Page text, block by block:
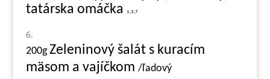
tatárska omáčka
1,3,7
200gZeleninový šalát s kuracím
mäsom a vajíčkom /ľadový